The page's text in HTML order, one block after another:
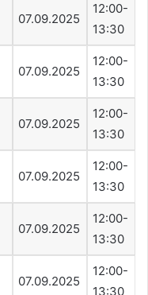
07.09.2025
12:00-
13:30
07.09.2025
12:00-
13:30
07.09.2025
12:00-
13:30
07.09.2025
12:00-
13:30
07.09.2025
12:00-
13:30
07.09.2025
12:00-
13:30